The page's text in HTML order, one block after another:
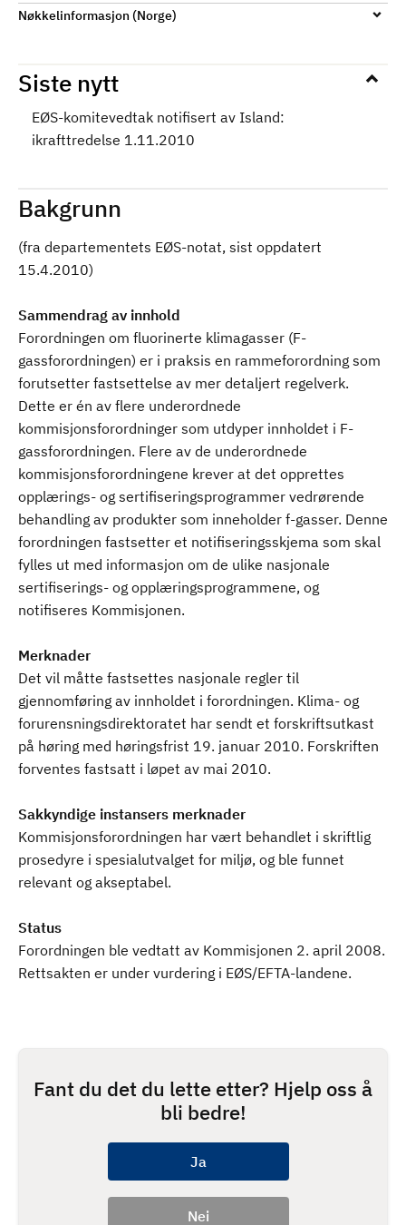
Nøkkelinformasjon (Norge)
Siste nytt
EØS-komitevedtak notifisert av Island:
ikrafttredelse 1.11.2010
Bakgrunn
(fra departementets EØS-notat, sist oppdatert
15.4.2010)
Sammendrag av innhold
Forordningen om fluorinerte klimagasser (F-
gassforordningen) er i praksis en rammeforordning som
forutsetter fastsettelse av mer detaljert regelverk.
Dette er én av flere underordnede
kommisjonsforordninger som utdyper innholdet i F-
gassforordningen. Flere av de underordnede
kommisjonsforordningene krever at det opprettes
opplærings- og sertifiseringsprogrammer vedrørende
behandling av produkter som inneholder f-gasser. Denne
forordningen fastsetter et notifiseringsskjema som skal
fylles ut med informasjon om de ulike nasjonale
sertifiserings- og opplæringsprogrammene, og
notifiseres Kommisjonen.
Merknader
Det vil måtte fastsettes nasjonale regler til
gjennomføring av innholdet i forordningen. Klima- og
forurensningsdirektoratet har sendt et forskriftsutkast
på høring med høringsfrist 19. januar 2010. Forskriften
forventes fastsatt i løpet av mai 2010.
Sakkyndige instansers merknader
Kommisjonsforordningen har vært behandlet i skriftlig
prosedyre i spesialutvalget for miljø, og ble funnet
relevant og akseptabel.
Status
Forordningen ble vedtatt av Kommisjonen 2. april 2008.
Rettsakten er under vurdering i EØS/EFTA-landene.
Fant du det du lette etter? Hjelp oss å
bli bedre!